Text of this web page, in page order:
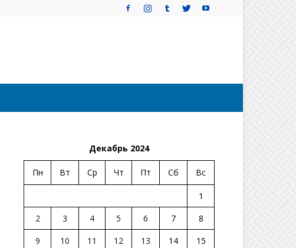
Декабрь 2024
Пн Вт Ср Чт Пт Сб Вс
1
2
3 4 5 6 7
8
9
10 11 12 13 14
15